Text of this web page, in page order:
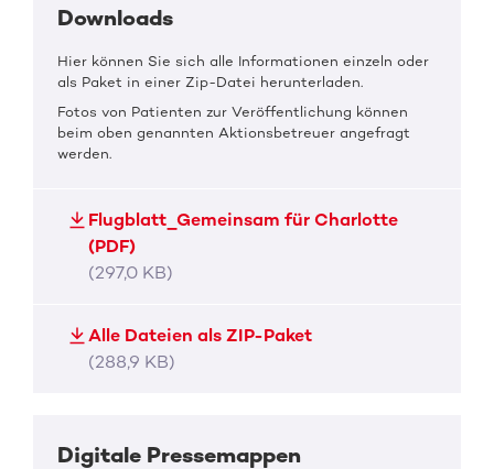
Downloads
Hier können Sie sich alle Informationen einzeln oder
als Paket in einer Zip-Datei herunterladen.
Fotos von Patienten zur Veröffentlichung können
beim oben genannten Aktionsbetreuer angefragt
werden.
Flugblatt_Gemeinsam für Charlotte
(PDF)
(297,0 KB)
Alle Dateien als ZIP-Paket
(288,9 KB)
Digitale Pressemappen